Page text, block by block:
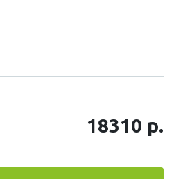
18310 р.